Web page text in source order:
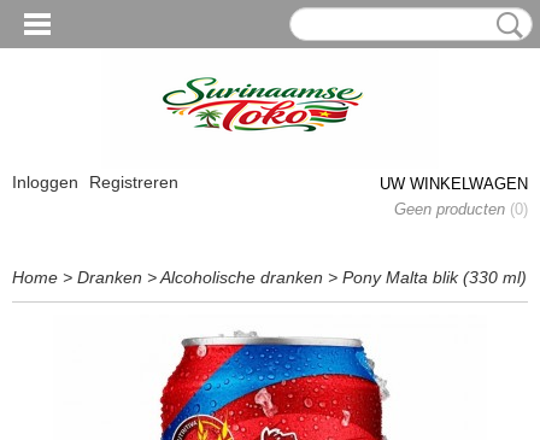
Inloggen Registreren
UW WINKELWAGEN
Geen producten (0)
Home > Dranken >Alcoholische dranken > Pony Malta blik (330 ml)